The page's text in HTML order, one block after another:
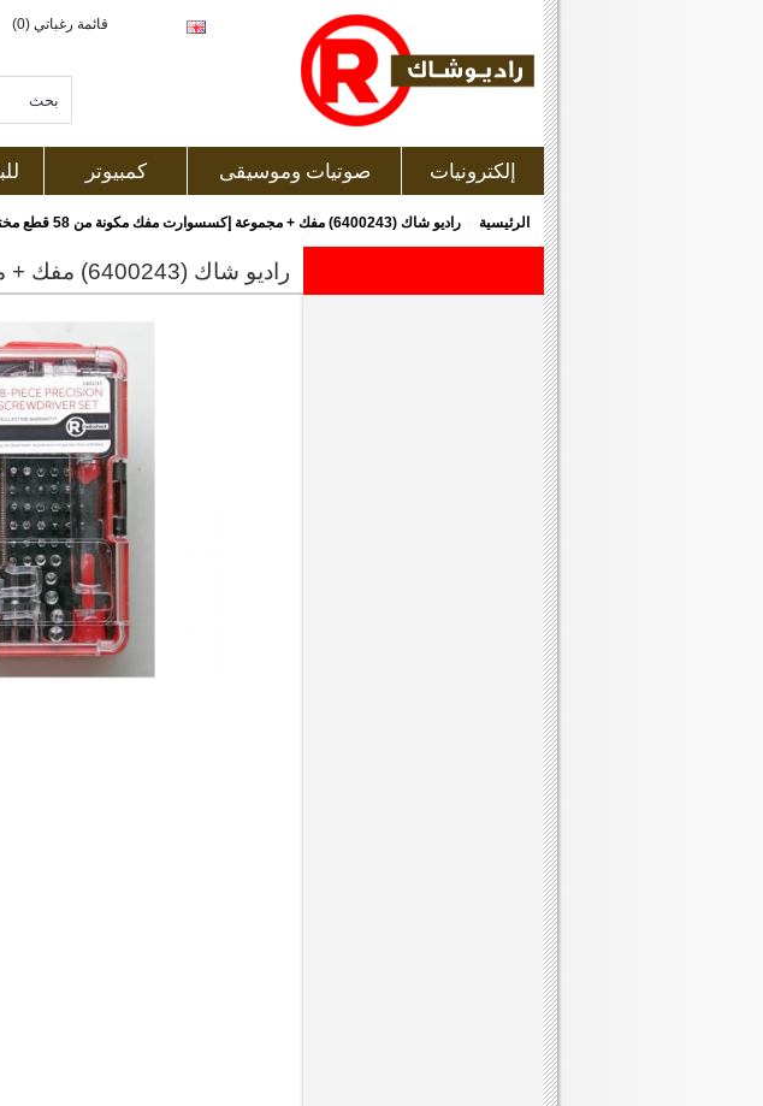
قائمة رغباتي (0)
إلكترونيات صوتيات وموسيقى كمبيوتر
الرئيسية راديو شاك (6400243) مفك + مجموعة إكسسوارت مفك مكونة من 58 قطع مختلفة
راديو شاك (6400243) مفك + مجموعة إكسسوارت مفك مكونة من 58 قطع مختلفة